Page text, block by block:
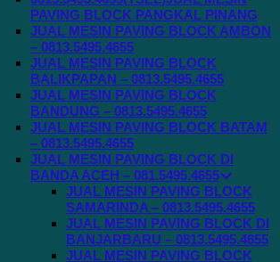
PAVING BLOCK PANGKAL PINANG
JUAL MESIN PAVING BLOCK AMBON
– 0813.5495.4655
JUAL MESIN PAVING BLOCK
BALIKPAPAN – 0813.5495.4655
JUAL MESIN PAVING BLOCK
BANDUNG – 0813.5495.4655
JUAL MESIN PAVING BLOCK BATAM
– 0813.5495.4655
JUAL MESIN PAVING BLOCK DI
BANDA ACEH – 081.5495.4655
JUAL MESIN PAVING BLOCK
SAMARINDA – 0813.5495.4655
JUAL MESIN PAVING BLOCK DI
BANJARBARU – 0813.5495.4655
JUAL MESIN PAVING BLOCK